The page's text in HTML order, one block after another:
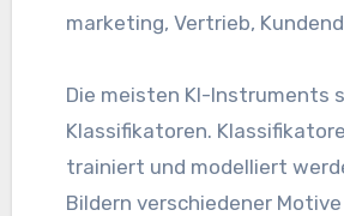
marketing, Vertrieb,
Die meisten KI-Instruments
Klassifikatoren.
trainiert und modelliert
Bildern verschiedener